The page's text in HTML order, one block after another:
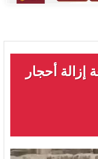
أحجار